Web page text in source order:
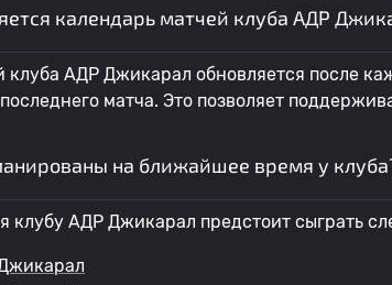
календарь матчей клуба АДР
клуба АДР Джикарал обновляется после
матча. Это позволяет
на ближайшее время у
клубу АДР Джикарал предстоит сыграть